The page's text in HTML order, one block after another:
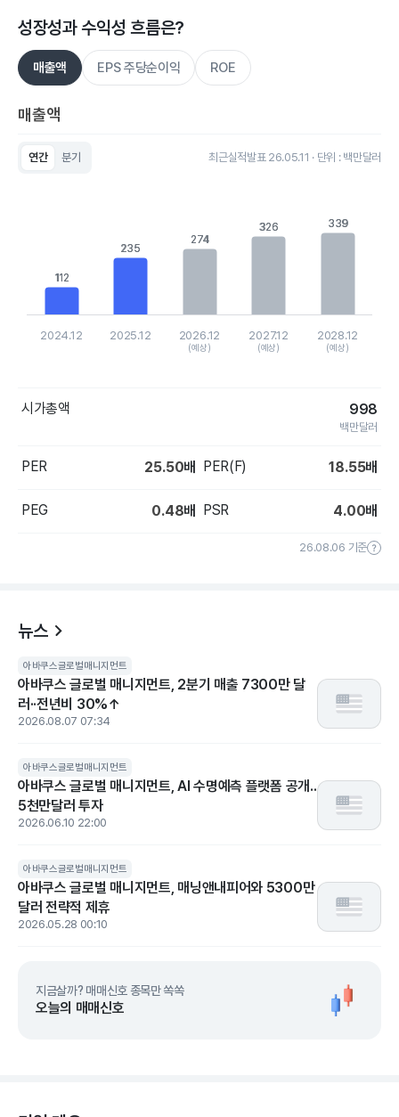
성장성과 수익성 흐름은?
매출액 EPS 주당순이익 ROE
매출액
연간 분기 최근실적발표 26.05.11 · 단위 : 백만달러
The chart has 1 X axis displaying categories.
The chart has 1 Y axis displaying values. Data ranges from
112
112
235
235
274
274
326
326 339
339
2024.12 2025.12 2026.12
(예상)
2027.12
(예상)
2028.12
(예상)
시가총액 998
백만달러
PER 25.50배 PER(F) 18.55배
PEG 0.48배 PSR 4.00배
26.08.06 기준
뉴스
아바쿠스글로벌매니지먼트
아바쿠스 글로벌 매니지먼트, 2분기 매출 7300만 달
러··전년비 30%↑
2026.08.07 07:34
아바쿠스글로벌매니지먼트
아바쿠스 글로벌 매니지먼트, AI 수명예측 플랫폼 공개..
5천만달러 투자
2026.06.10 22:00
아바쿠스글로벌매니지먼트
아바쿠스 글로벌 매니지먼트, 매닝앤내피어와 5300만
달러 전략적 제휴
2026.05.28 00:10
지금살까? 매매신호 종목만 쏙쏙
오늘의 매매신호